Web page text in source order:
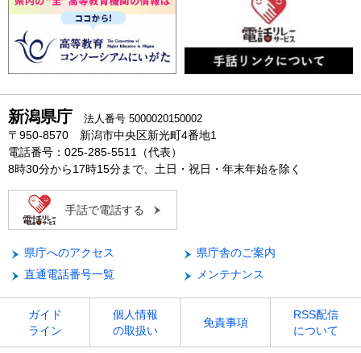
新潟県庁 法人番号 5000020150002
〒950-8570 新潟市中央区新光町4番地1
電話番号：025-285-5511（代表）
8時30分から17時15分まで、土日・祝日・年末年始を除く
手話で電話する
県庁へのアクセス
県庁舎のご案内
直通電話番号一覧
メンテナンス
ガイド
ライン
個人情報
の取扱い
免責事項
RSS配信
について